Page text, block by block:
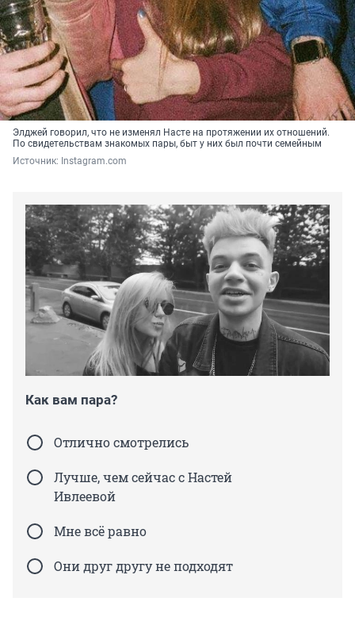
Элджей говорил, что не изменял Насте на протяжении их отношений.
По свидетельствам знакомых пары, быт у них был почти семейным
Источник: Instagram.com
Как вам пара?
Отлично смотрелись
Лучше, чем сейчас с Настей
Ивлеевой
Мне всё равно
Они друг другу не подходят